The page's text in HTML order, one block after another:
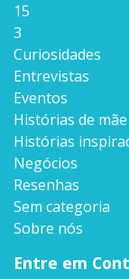
15
3
Curiosidades
Entrevistas
Eventos
Histórias de mãe
Histórias
Negócios
Resenhas
Sem categoria
Sobre nós
Entre em